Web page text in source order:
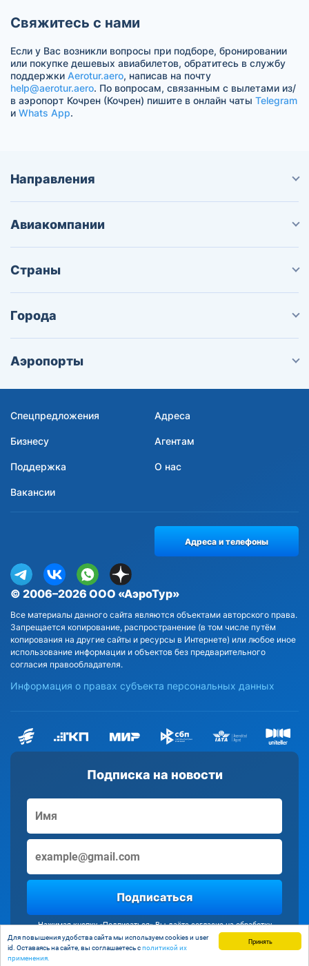
Принять
Для повышения удобства сайта мы используем cookies и user
id. Оставаясь на сайте, вы соглашаетесь сполитикой их
применения.
Свяжитесь с нами
Если у Вас возникли вопросы при подборе, бронировании
или покупке дешевых авиабилетов, обратитесь в службу
поддержки Aerotur.aero, написав на почту
help@aerotur.aero. По вопросам, связанным с вылетами из/
в аэропорт Кочрен (Кочрен) пишите в онлайн чаты Telegram
и Whats App.
Направления
Авиакомпании
Страны
Города
Аэропорты
Спецпредложения Адреса
Бизнесу Агентам
Поддержка О нас
Вакансии
Подписка на новости
Подписаться
Нажимая кнопку «Подписаться» Вы даёте согласие на обработку
персональных данных
© 2006–2026 ООО «АэроТур»
Все материалы данного сайта являются объектами авторского права.
Запрещается копирование, распространение (в том числе путём
копирования на другие сайты и ресурсы в Интернете) или любое иное
использование информации и объектов без предварительного
согласия правообладателя.
Информация о правах субъекта персональных данных
Адреса и телефоны